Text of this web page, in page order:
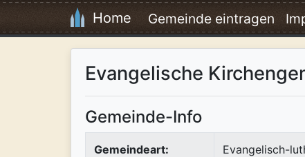
Home Gemeinde eintragen
Evangelische
Gemeinde-Info
Gemeindeart: Evangelisch-